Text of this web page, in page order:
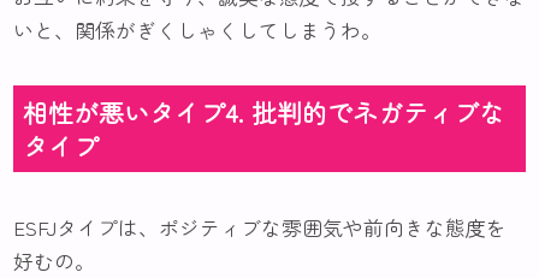
いと、関係がぎくしゃくしてしまうわ。
相性が悪いタイプ4. 批判的でネガティブな
タイプ
ESFJタイプは、ポジティブな雰囲気や前向きな態度を
好むの。